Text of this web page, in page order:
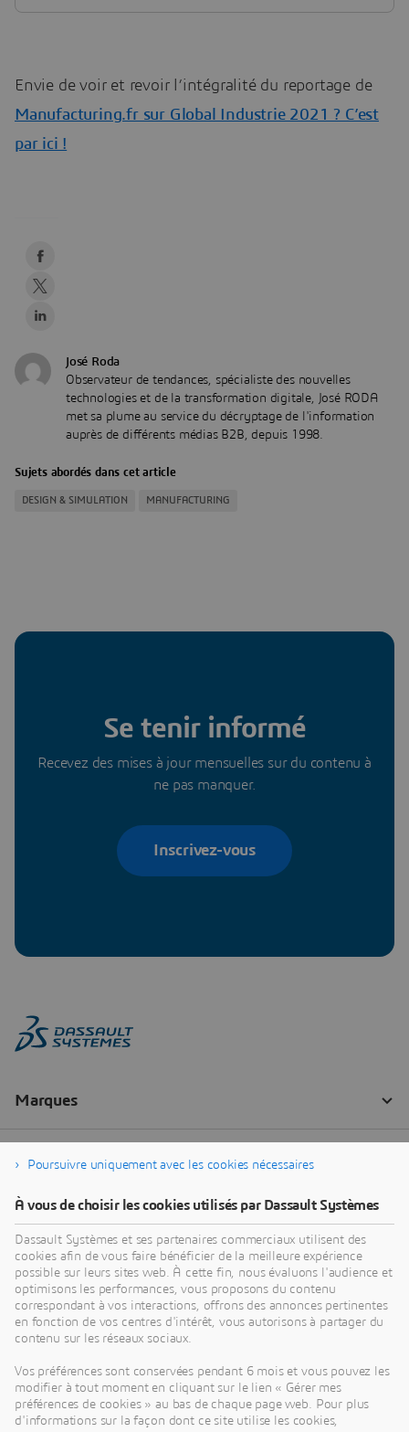
Envie de voir et revoir l’intégralité du reportage de
Manufacturing.fr sur Global Industrie 2021 ? C’est
par ici !
José Roda
Observateur de tendances, spécialiste des nouvelles
technologies et de la transformation digitale, José RODA
met sa plume au service du décryptage de l'information
auprès de différents médias B2B, depuis 1998.
Sujets abordés dans cet article
DESIGN & SIMULATION MANUFACTURING
Se tenir informé
Recevez des mises à jour mensuelles sur du contenu à
ne pas manquer.
Inscrivez-vous
Poursuivre uniquement avec les cookies nécessaires
À vous de choisir les cookies utilisés par Dassault Systèmes
Dassault Systèmes et ses partenaires commerciaux utilisent des
cookies afin de vous faire bénéficier de la meilleure expérience
possible sur leurs sites web. À cette fin, nous évaluons l'audience et
optimisons les performances, vous proposons du contenu
correspondant à vos interactions, offrons des annonces pertinentes
en fonction de vos centres d'intérêt, vous autorisons à partager du
contenu sur les réseaux sociaux.
Vos préférences sont conservées pendant 6 mois et vous pouvez les
modifier à tout moment en cliquant sur le lien « Gérer mes
préférences de cookies » au bas de chaque page web. Pour plus
d'informations sur la façon dont ce site utilise les cookies,